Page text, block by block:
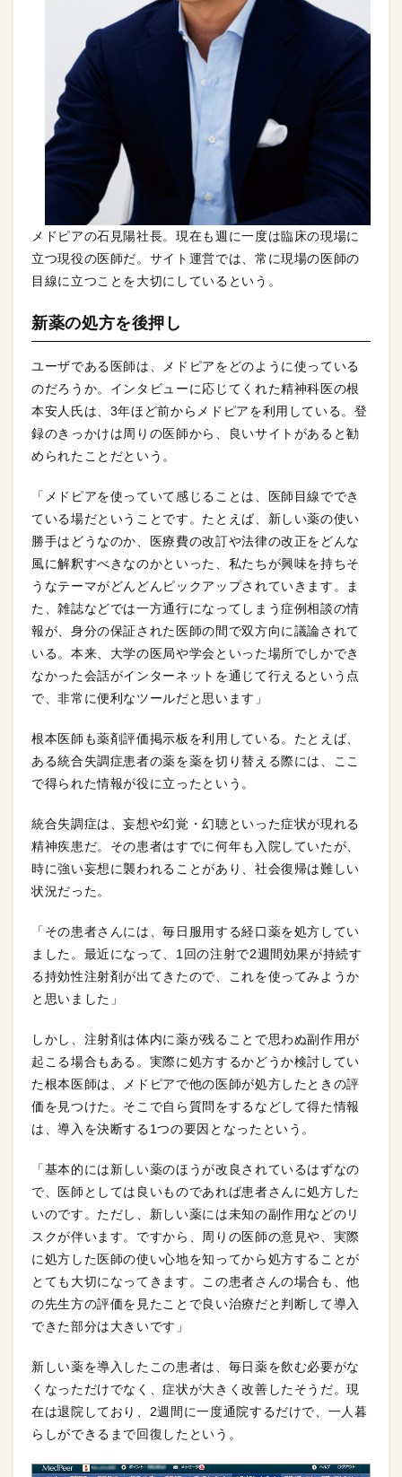
メドピアの石見陽社長。現在も週に一度は臨床の現場に
立つ現役の医師だ。サイト運営では、常に現場の医師の
目線に立つことを大切にしているという。
新薬の処方を後押し
ユーザである医師は、メドピアをどのように使っている
のだろうか。インタビューに応じてくれた精神科医の根
本安人氏は、3年ほど前からメドピアを利用している。登
録のきっかけは周りの医師から、良いサイトがあると勧
められたことだという。
「メドピアを使っていて感じることは、医師目線ででき
ている場だということです。たとえば、新しい薬の使い
勝手はどうなのか、医療費の改訂や法律の改正をどんな
風に解釈すべきなのかといった、私たちが興味を持ちそ
うなテーマがどんどんピックアップされていきます。ま
た、雑誌などでは一方通行になってしまう症例相談の情
報が、身分の保証された医師の間で双方向に議論されて
いる。本来、大学の医局や学会といった場所でしかでき
なかった会話がインターネットを通じて行えるという点
で、非常に便利なツールだと思います」
根本医師も薬剤評価掲示板を利用している。たとえば、
ある統合失調症患者の薬を薬を切り替える際には、ここ
で得られた情報が役に立ったという。
統合失調症は、妄想や幻覚・幻聴といった症状が現れる
精神疾患だ。その患者はすでに何年も入院していたが、
時に強い妄想に襲われることがあり、社会復帰は難しい
状況だった。
「その患者さんには、毎日服用する経口薬を処方してい
ました。最近になって、1回の注射で2週間効果が持続す
る持効性注射剤が出てきたので、これを使ってみようか
と思いました」
しかし、注射剤は体内に薬が残ることで思わぬ副作用が
起こる場合もある。実際に処方するかどうか検討してい
た根本医師は、メドピアで他の医師が処方したときの評
価を見つけた。そこで自ら質問をするなどして得た情報
は、導入を決断する1つの要因となったという。
「基本的には新しい薬のほうが改良されているはずなの
で、医師としては良いものであれば患者さんに処方した
いのです。ただし、新しい薬には未知の副作用などのリ
スクが伴います。ですから、周りの医師の意見や、実際
に処方した医師の使い心地を知ってから処方することが
とても大切になってきます。この患者さんの場合も、他
の先生方の評価を見たことで良い治療だと判断して導入
できた部分は大きいです」
新しい薬を導入したこの患者は、毎日薬を飲む必要がな
くなっただけでなく、症状が大きく改善したそうだ。現
在は退院しており、2週間に一度通院するだけで、一人暮
らしができるまで回復したという。